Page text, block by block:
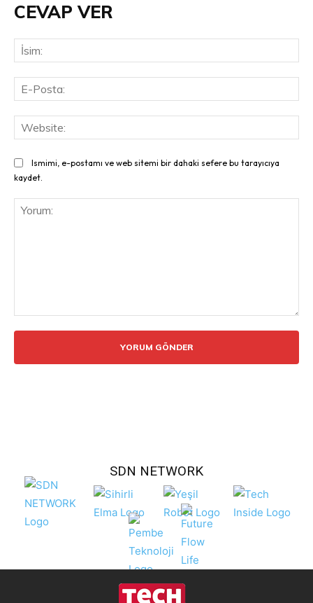
CEVAP VER
Ismimi, e-postamı ve web sitemi bir dahaki sefere bu tarayıcıya
kaydet.
SDN NETWORK